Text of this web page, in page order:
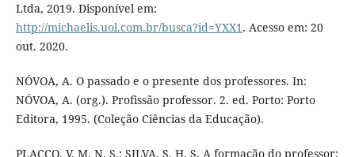
Ltda, 2019. Disponível em:
http://michaelis.uol.com.br/busca?id=YXX1. Acesso em: 20
out. 2020.
NÓVOA, A. O passado e o presente dos professores. In:
NÓVOA, A. (org.). Profissão professor. 2. ed. Porto: Porto
Editora, 1995. (Coleção Ciências da Educação).
PLACCO, V. M. N. S.; SILVA, S. H. S. A formação do professor: